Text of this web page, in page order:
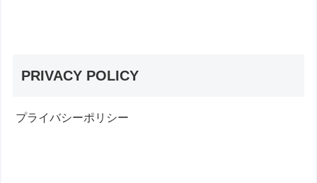
PRIVACY POLICY
プライバシーポリシー